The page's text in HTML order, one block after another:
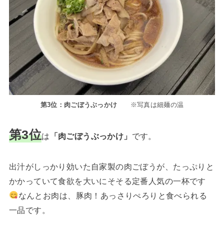
第3位：肉ごぼうぶっかけ ※写真は細麺の温
第3位は 「肉ごぼうぶっかけ」 です。
出汁がしっかり効いた自家製の肉ごぼうが、たっぷりと
かかっていて食欲を大いにそそる定番人気の一杯です
なんとお肉は、豚肉！あっさりぺろりと食べられる
一品です。